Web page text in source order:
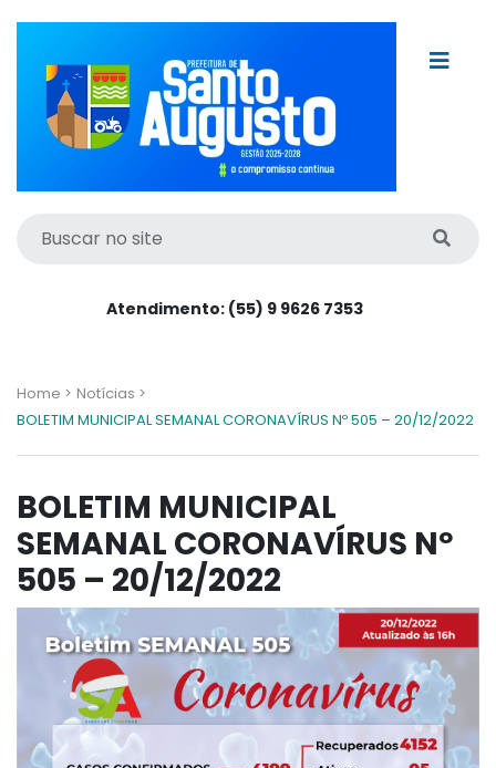
Atendimento: (55) 9 9626 7353
Home > Notícias >
BOLETIM MUNICIPAL SEMANAL CORONAVÍRUS Nº 505 – 20/12/2022
BOLETIM MUNICIPAL
SEMANAL CORONAVÍRUS Nº
505 – 20/12/2022